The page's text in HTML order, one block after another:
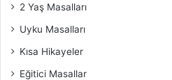
2 Yaş Masalları
Uyku Masalları
Kısa Hikayeler
Eğitici Masallar